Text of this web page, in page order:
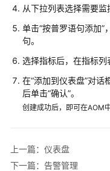
用
户
指
最
佳
实
API
从下拉列表选择需要监
单击“按普罗语句添加”
句。
选择指标后，在指标列
在“添加到仪表盘”对
后单击“确认”。
创建成功后，即可在AOM
上一篇：仪表盘
下一篇：告警管理